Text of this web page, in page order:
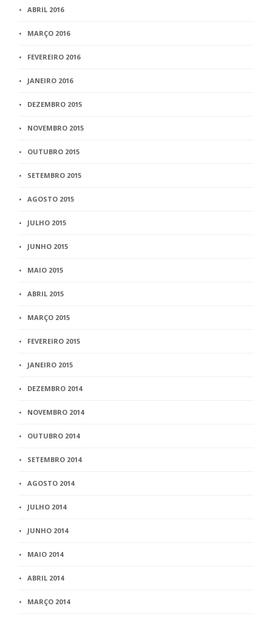
ABRIL 2016
MARÇO 2016
FEVEREIRO 2016
JANEIRO 2016
DEZEMBRO 2015
NOVEMBRO 2015
OUTUBRO 2015
SETEMBRO 2015
AGOSTO 2015
JULHO 2015
JUNHO 2015
MAIO 2015
ABRIL 2015
MARÇO 2015
FEVEREIRO 2015
JANEIRO 2015
DEZEMBRO 2014
NOVEMBRO 2014
OUTUBRO 2014
SETEMBRO 2014
AGOSTO 2014
JULHO 2014
JUNHO 2014
MAIO 2014
ABRIL 2014
MARÇO 2014